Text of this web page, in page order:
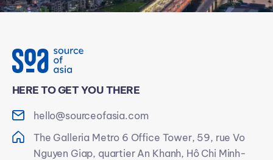
HERE TO GET YOU THERE
hello@sourceofasia.com
The Galleria Metro 6 Office Tower, 59, rue Vo
Nguyen Giap, quartier An Khanh, Hô Chi Minh-